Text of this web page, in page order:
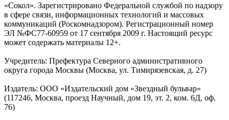
«Сокол». Зарегистрировано Федеральной службой по надзору
в сфере связи, информационных технологий и массовых
коммуникаций (Роскомнадзором). Регистрационный номер
ЭЛ №ФС77-60959 от 17 сентября 2009 г. Настоящий ресурс
может содержать материалы 12+.
Учредитель: Префектура Северного административного
округа города Москвы (Москва, ул. Тимирязевская, д. 27)
Издатель: ООО «Издательский дом «Звездный бульвар»
(117246, Москва, проезд Научный, дом 19, эт. 2, ком. 6Д, оф.
76)